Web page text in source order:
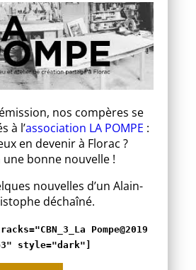
nos compères se
à l’association LA POMPE :
en devenir à Florac ?
une bonne nouvelle !
nouvelles d’un Alain-
déchaîné.
Pompe@2019
style="dark"]